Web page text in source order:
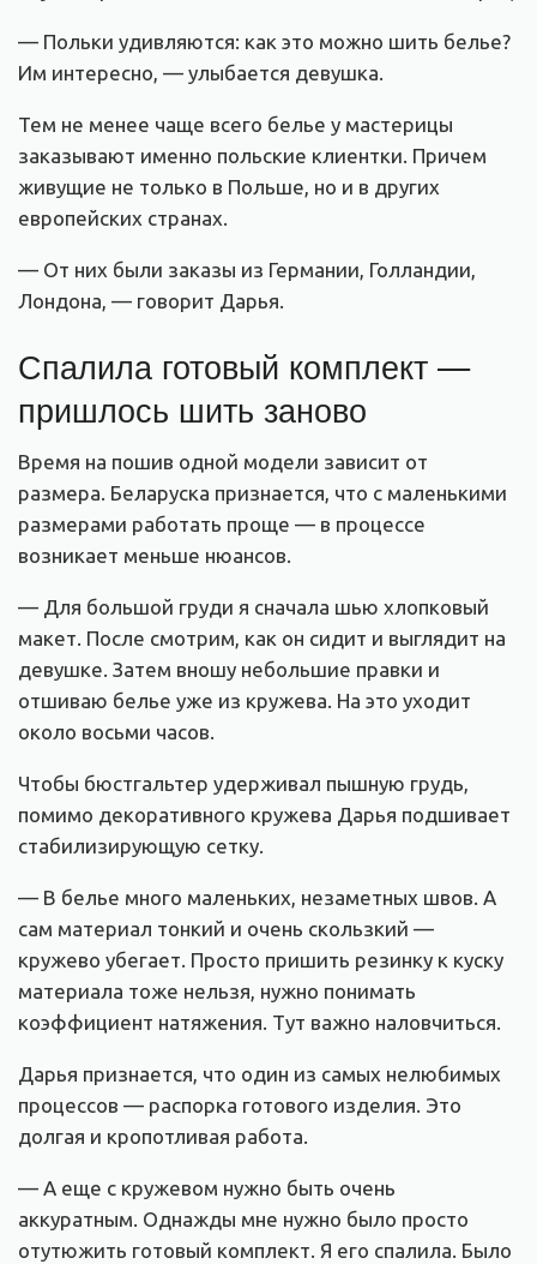
— Польки удивляются: как это можно шить белье?
Им интересно, — улыбается девушка.
Тем не менее чаще всего белье у мастерицы
заказывают именно польские клиентки. Причем
живущие не только в Польше, но и в других
европейских странах.
— От них были заказы из Германии, Голландии,
Лондона, — говорит Дарья.
Спалила готовый комплект —
пришлось шить заново
Время на пошив одной модели зависит от
размера. Беларуска признается, что с маленькими
размерами работать проще — в процессе
возникает меньше нюансов.
— Для большой груди я сначала шью хлопковый
макет. После смотрим, как он сидит и выглядит на
девушке. Затем вношу небольшие правки и
отшиваю белье уже из кружева. На это уходит
около восьми часов.
Чтобы бюстгальтер удерживал пышную грудь,
помимо декоративного кружева Дарья подшивает
стабилизирующую сетку.
— В белье много маленьких, незаметных швов. А
сам материал тонкий и очень скользкий —
кружево убегает. Просто пришить резинку к куску
материала тоже нельзя, нужно понимать
коэффициент натяжения. Тут важно наловчиться.
Дарья признается, что один из самых нелюбимых
процессов — распорка готового изделия. Это
долгая и кропотливая работа.
— А еще с кружевом нужно быть очень
аккуратным. Однажды мне нужно было просто
отутюжить готовый комплект. Я его спалила. Было